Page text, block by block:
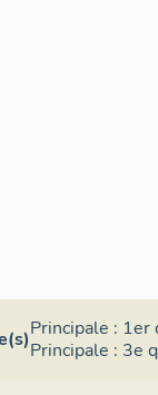
Principale : 1er
Principale : 3e